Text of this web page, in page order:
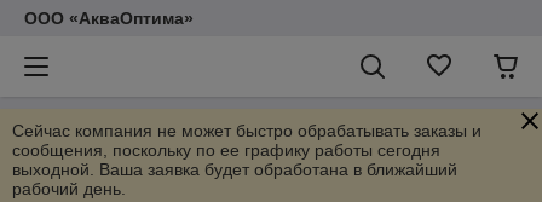
ООО «АкваОптима»
Сейчас компания не может быстро обрабатывать заказы и
сообщения, поскольку по ее графику работы сегодня
выходной. Ваша заявка будет обработана в ближайший
рабочий день.